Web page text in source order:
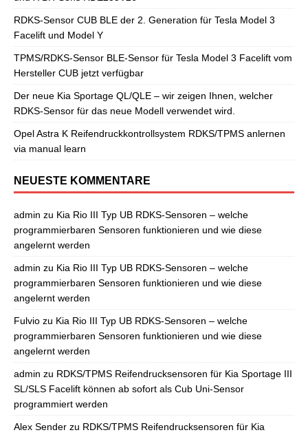
RDKS-Sensor CUB BLE der 2. Generation für Tesla Model 3
Facelift und Model Y
TPMS/RDKS-Sensor BLE-Sensor für Tesla Model 3 Facelift vom
Hersteller CUB jetzt verfügbar
Der neue Kia Sportage QL/QLE – wir zeigen Ihnen, welcher
RDKS-Sensor für das neue Modell verwendet wird.
Opel Astra K Reifendruckkontrollsystem RDKS/TPMS anlernen
via manual learn
NEUESTE KOMMENTARE
admin zu Kia Rio III Typ UB RDKS-Sensoren – welche
programmierbaren Sensoren funktionieren und wie diese
angelernt werden
admin zu Kia Rio III Typ UB RDKS-Sensoren – welche
programmierbaren Sensoren funktionieren und wie diese
angelernt werden
Fulvio zu Kia Rio III Typ UB RDKS-Sensoren – welche
programmierbaren Sensoren funktionieren und wie diese
angelernt werden
admin zu RDKS/TPMS Reifendrucksensoren für Kia Sportage III
SL/SLS Facelift können ab sofort als Cub Uni-Sensor
programmiert werden
Alex Sender zu RDKS/TPMS Reifendrucksensoren für Kia